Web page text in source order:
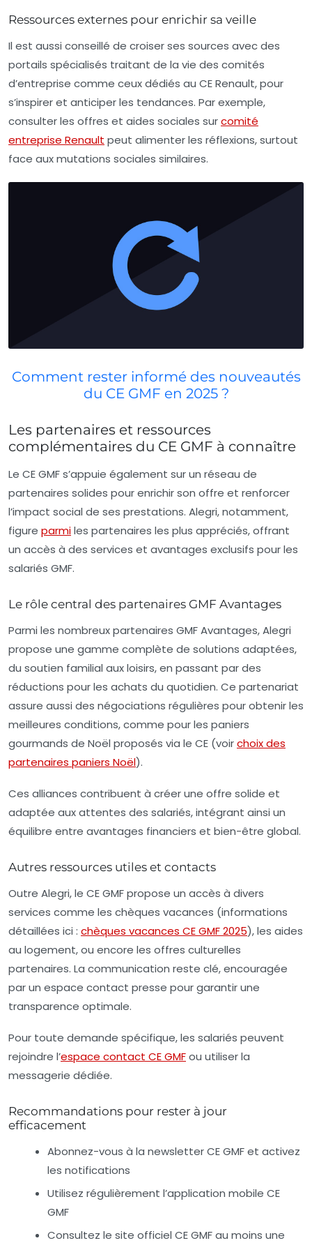
Ressources externes pour enrichir sa veille
Il est aussi conseillé de croiser ses sources avec des
portails spécialisés traitant de la vie des comités
d’entreprise comme ceux dédiés au CE Renault, pour
s’inspirer et anticiper les tendances. Par exemple,
consulter les offres et aides sociales surcomité
entreprise Renault peut alimenter les réflexions, surtout
face aux mutations sociales similaires.
Comment rester informé des nouveautés
du CE GMF en 2025 ?
Les partenaires et ressources
complémentaires du CE GMF à connaître
Le CE GMF s’appuie également sur un réseau de
partenaires solides pour enrichir son offre et renforcer
l’impact social de ses prestations. Alegri, notamment,
figure parmiles partenaires les plus appréciés, offrant
un accès à des services et avantages exclusifs pour les
salariés GMF.
Le rôle central des partenaires GMF Avantages
Parmi les nombreuxpartenaires GMF Avantages, Alegri
propose une gamme complète de solutions adaptées,
du soutien familial aux loisirs, en passant par des
réductions pour les achats du quotidien. Ce partenariat
assure aussi des négociations régulières pour obtenir les
meilleures conditions, comme pour les paniers
gourmands de Noël proposés via le CE (voirchoix des
partenaires paniers Noël).
Ces alliances contribuent à créer une offre solide et
adaptée aux attentes des salariés, intégrant ainsi un
équilibre entre avantages financiers et bien-être global.
Autres ressources utiles et contacts
Outre Alegri, le CE GMF propose un accès à divers
services comme les chèques vacances (informations
détaillées ici : chèques vacances CE GMF 2025), les aides
au logement, ou encore les offres culturelles
partenaires. La communication reste clé, encouragée
par un espace contact presse pour garantir une
transparence optimale.
Pour toute demande spécifique, les salariés peuvent
rejoindre l’espace contact CE GMFou utiliser la
messagerie dédiée.
Recommandations pour rester à jour
efficacement
Abonnez-vous à la newsletter CE GMF et activez
les notifications
Utilisez régulièrement l’application mobile CE
GMF
Consultez le site officiel CE GMF au moins une